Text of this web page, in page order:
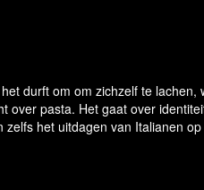
durft om om zichzelf te lachen,
over pasta. Het gaat over
het uitdagen van Italianen